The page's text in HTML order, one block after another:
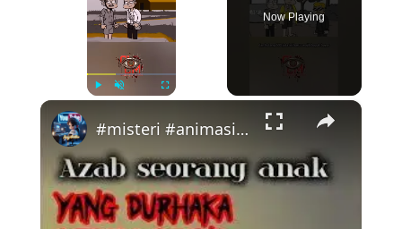
Now Playing
×
#misteri #animasi #cahayamata #animasilucu #animation #jinpenunggu